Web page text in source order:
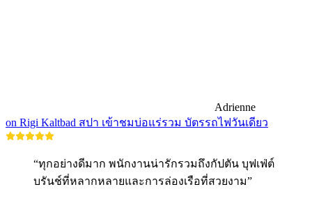
Adrienne
on Rigi Kaltbad สปา เข้าชมบ่อแร่รวม บัตรรถไฟวันเดียว
“ทุกอย่างดีมาก พนักงานน่ารักรวมถึงกัปตัน บุฟเฟ่ต์
บรันช์ที่หลากหลายและการล่องเรือที่สวยงาม”